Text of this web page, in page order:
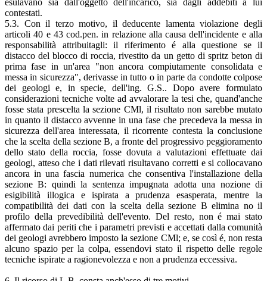
contestati.
5.3. Con il terzo motivo, il deducente lamenta violazione degli
articoli 40 e 43 cod.pen. in relazione alla causa dell'incidente e alla
responsabilità attribuitagli: il riferimento é alla questione se il
distacco del blocco di roccia, rivestito da un getto di spritz beton di
prima fase in un'area "non ancora compiutamente consolidata e
messa in sicurezza", derivasse in tutto o in parte da condotte colpose
dei geologi e, in specie, dell'ing. G.S.. Dopo avere formulato
considerazioni tecniche volte ad avvalorare la tesi che, quand'anche
fosse stata prescelta la sezione CMl, il risultato non sarebbe mutato
in quanto il distacco avvenne in una fase che precedeva la messa in
sicurezza dell'area interessata, il ricorrente contesta la conclusione
che la scelta della sezione B, a fronte del progressivo peggioramento
dello stato della roccia, fosse dovuta a valutazioni effettuate dai
geologi, atteso che i dati rilevati risultavano corretti e si collocavano
ancora in una fascia numerica che consentiva l'installazione della
sezione B: quindi la sentenza impugnata adotta una nozione di
esigibilità illogica e ispirata a prudenza esasperata, mentre la
compatibilità dei dati con la scelta della sezione B elimina no il
profilo della prevedibilità dell'evento. Del resto, non é mai stato
affermato dai periti che i parametri previsti e accettati dalla comunità
dei geologi avrebbero imposto la sezione CMl; e, se così é, non resta
alcuno spazio per la colpa, essendovi stato il rispetto delle regole
tecniche ispirate a ragionevolezza e non a prudenza eccessiva.